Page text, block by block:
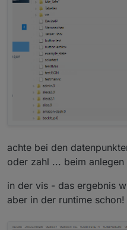
devices
achte bei den
oder zahl ... beim anlegen
in der vis - das ergebnis
aber in der runtime schon!